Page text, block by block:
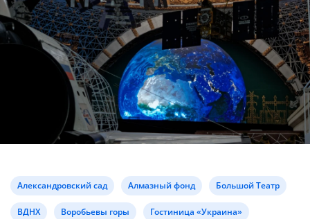
Александровский сад Алмазный фонд Большой Театр
ВДНХ Воробьевы горы Гостиница «Украина»